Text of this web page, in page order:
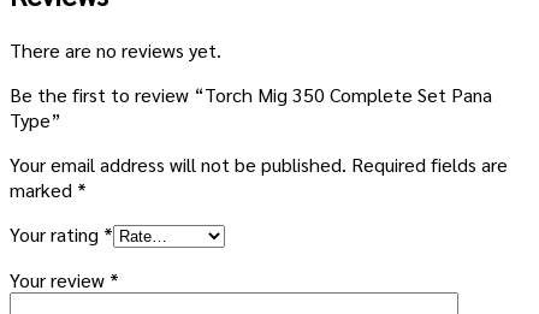
There are no reviews yet.
Be the first to review “Torch Mig 350 Complete Set Pana
Type”
Your email address will not be published. Required fields are
marked *
Your rating *
Your review *